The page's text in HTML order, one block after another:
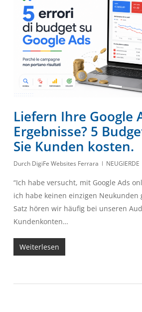
Liefern Ihre Google
Ergebnisse? 5
Sie Kunden kosten.
Durch DigiFe Websites Ferrara NEUGIERDE
“Ich habe versucht, mit Google Ads
ich habe keinen einzigen Neukunden
Satz hören wir häufig bei unseren
Kundenkonten…
Weiterlesen